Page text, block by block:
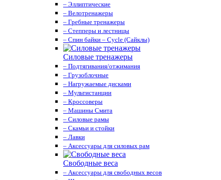
– Эллиптические
– Велотренажеры
– Гребные тренажеры
– Степперы и лестницы
– Спин байки – Cycle (Сайклы)
Силовые тренажеры
– Подтягивания/отжимания
– Грузоблочные
– Нагружаемые дисками
– Мультистанции
– Кроссоверы
– Машины Смита
– Силовые рамы
– Скамьи и стойки
– Лавки
– Аксессуары для силовых рам
Свободные веса
– Аксессуары для свободных весов